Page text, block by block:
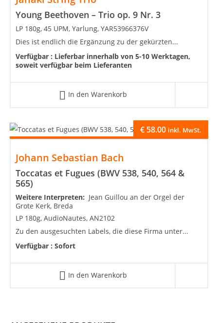
Young Beethoven – Trio op. 9 Nr. 3
LP 180g, 45 UPM, Yarlung, YAR53966376V
Dies ist endlich die Ergänzung zu der gekürzten...
Verfügbar : Lieferbar innerhalb von 5-10 Werktagen,
soweit verfügbar beim Lieferanten
In den Warenkorb
Johann Sebastian Bach
Toccatas et Fugues (BWV 538, 540, 564 &
565)
€ 58.00 inkl. MwSt.
Weitere Interpreten: Jean Guillou an der Orgel der
Grote Kerk, Breda
LP 180g, AudioNautes, AN2102
Zu den ausgesuchten Labels, die diese Firma unter...
Verfügbar : Sofort
In den Warenkorb